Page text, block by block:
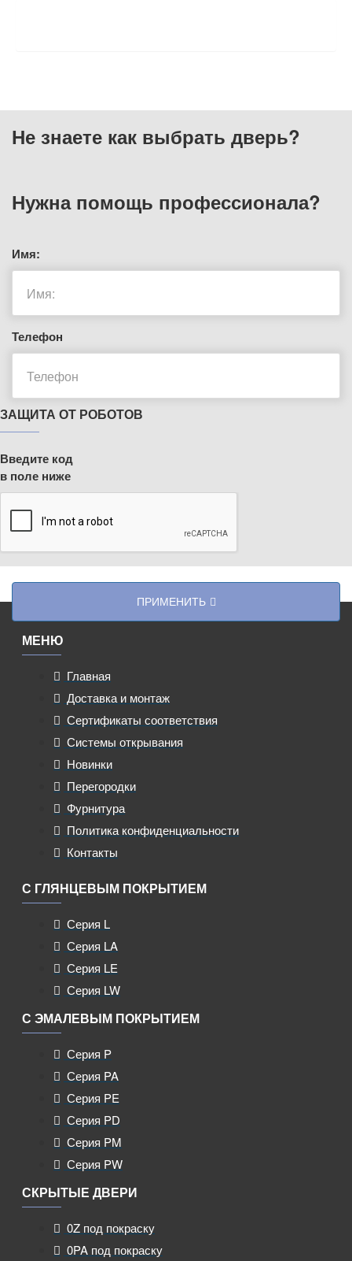
Не знаете как выбрать дверь?
Нужна помощь профессионала?
Имя:
Телефон
ЗАЩИТА ОТ РОБОТОВ
Введите код
в поле ниже
ПРИМЕНИТЬ
МЕНЮ
Главная
Доставка и монтаж
Сертификаты соответствия
Системы открывания
Новинки
Перегородки
Фурнитура
Политика конфиденциальности
Контакты
С ГЛЯНЦЕВЫМ ПОКРЫТИЕМ
Серия L
Серия LA
Серия LE
Серия LW
С ЭМАЛЕВЫМ ПОКРЫТИЕМ
Серия P
Серия PA
Серия PE
Серия PD
Серия PM
Серия PW
СКРЫТЫЕ ДВЕРИ
0Z под покраску
0PA под покраску